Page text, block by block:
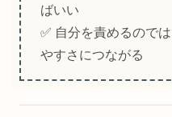
ばいい
✅ 自分を責めるので
やすさにつながる